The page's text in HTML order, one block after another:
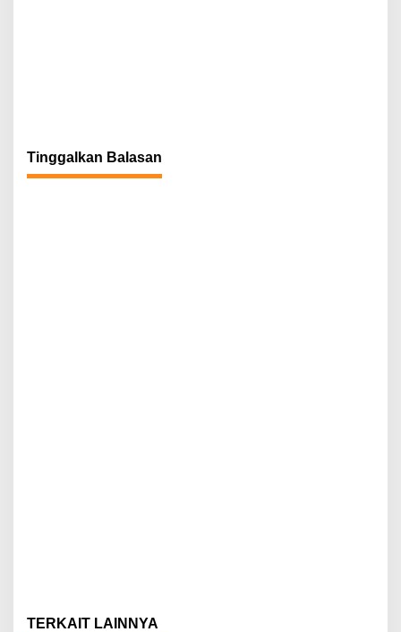
Tinggalkan Balasan
TERKAIT LAINNYA